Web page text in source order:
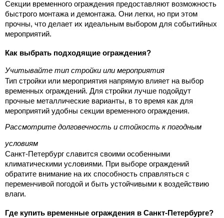
Секции временного ограждения предоставляют возможность
быстрого монтажа и демонтажа. Они легки, но при этом
прочны, что делает их идеальным выбором для событийных
мероприятий.
Как выбрать подходящие ограждения?
Учитывайте тип стройки или мероприятия
Тип стройки или мероприятия напрямую влияет на выбор
временных ограждений. Для стройки лучше подойдут
прочные металлические варианты, в то время как для
мероприятий удобны секции временного ограждения.
Рассмотрите долговечность и стойкость к погодным
условиям
Санкт-Петербург славится своими особенными
климатическими условиями. При выборе ограждений
обратите внимание на их способность справляться с
переменчивой погодой и быть устойчивыми к воздействию
влаги.
Где купить временные ограждения в Санкт-Петербурге?